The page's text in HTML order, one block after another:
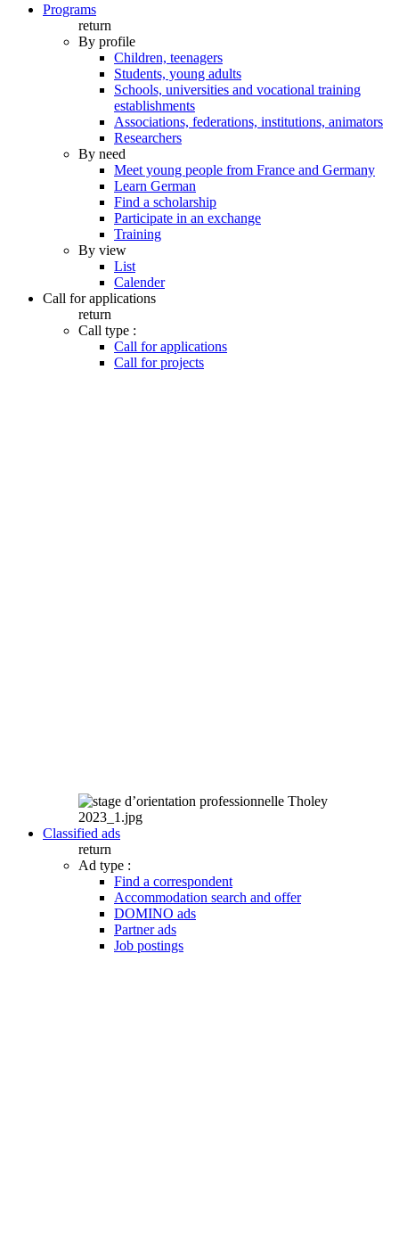
Programs
return
By profile
Children, teenagers
Students, young adults
Schools, universities and vocational training
establishments
Associations, federations, institutions, animators
Researchers
By need
Meet young people from France and Germany
Learn German
Find a scholarship
Participate in an exchange
Training
By view
List
Calender
Call for applications
return
Call type :
Call for applications
Call for projects
Classified ads
return
Ad type :
Find a correspondent
Accommodation search and offer
DOMINO ads
Partner ads
Job postings